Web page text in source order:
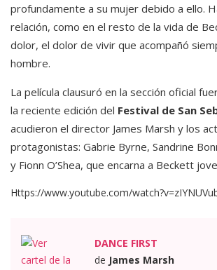
profundamente a su mujer debido a ello.
relación, como en el resto de la vida de
dolor, el dolor de vivir que acompañó
hombre.
La película clausuró en la sección oficial
la reciente edición del Festival de San
acudieron el director James Marsh y los
protagonistas: Gabrie Byrne, Sandrine
y Fionn O’Shea, que encarna a Beckett
Https://www.youtube.com/
DANCE FIRST
de James Marsh